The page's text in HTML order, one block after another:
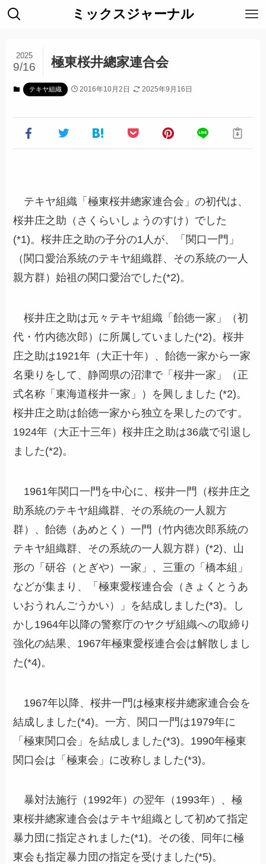
ミックスジャーナル
極東桜井總家連合会
2025
9/16
テキヤ組織 2016年10月2日 2025年9月16日
テキヤ組織「極東桜井總家連合会」の初代は、
桜井庄之助（さくらいしょうのすけ）でした
(*1)。桜井庄之助の子分の1人が、「関口一門」
（関口愛治系統のテキヤ組織群、その系統の一人
親方群）始祖の関口愛治でした(*2)。
桜井庄之助は元々テキヤ組織「飴徳一家」（初
代・竹内徳次郎）に所属していました(*2)。桜井
庄之助は1921年（大正十年）、飴徳一家から一家
名乗りをして、静岡県の沼津で「桜井一家」（正
式名称「東海道桜井一家」）を興しました (*2)。
桜井庄之助は飴徳一家から独立を果したのです。
1924年（大正十三年）桜井庄之助は36歳で引退し
ました(*2)。
1961年関口一門を中心に、桜井一門（桜井庄之
助系統のテキヤ組織群、その系統の一人親方
群）、飴徳（あめとく）一門（竹内徳次郎系統の
テキヤ組織群、その系統の一人親方群）(*2)、山
形の「研谷（とぎや）一家」、三重の「橋本組」
などが集まり、「極東愛桜連合会（きょくとうあ
いおうれんごうかい）」を結成しました(*3)。し
かし1964年以降の警察庁のヤクザ組織への取締り
強化の結果、1967年極東愛桜連合会は解散しまし
た(*4)。
1967年以降、桜井一門は極東桜井總家連合会を
結成しました(*4)。一方、関口一門は1979年に
「極東関口会」を結成しました(*3)。1990年極東
関口会は「極東会」に改称しました(*3)。
暴対法施行（1992年）の翌年（1993年）、極
東桜井總家連合会はテキヤ組織として初めて指定
暴力団に指定されました(*1)。その後、同年に極
東会も指定暴力団の指定を受けました(*5)。